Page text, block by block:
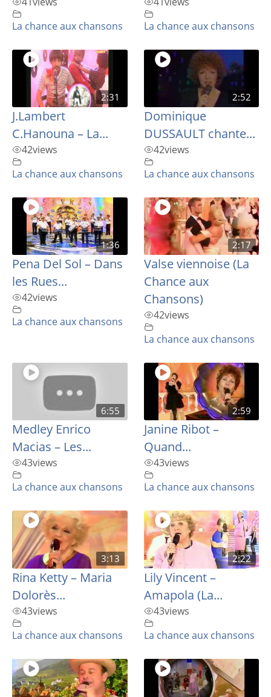
La chance aux chansons
La chance aux chansons
2:31
J.Lambert
C.Hanouna – La...
42views
La chance aux chansons
2:52
Dominique
DUSSAULT chante...
42views
La chance aux chansons
1:36
Pena Del Sol – Dans
les Rues...
42views
La chance aux chansons
2:17
Valse viennoise (La
Chance aux
Chansons)
42views
La chance aux chansons
6:55
Medley Enrico
Macias – Les...
43views
La chance aux chansons
2:59
Janine Ribot –
Quand...
43views
La chance aux chansons
3:13
Rina Ketty – Maria
Dolorès...
43views
La chance aux chansons
2:22
Lily Vincent –
Amapola (La...
43views
La chance aux chansons